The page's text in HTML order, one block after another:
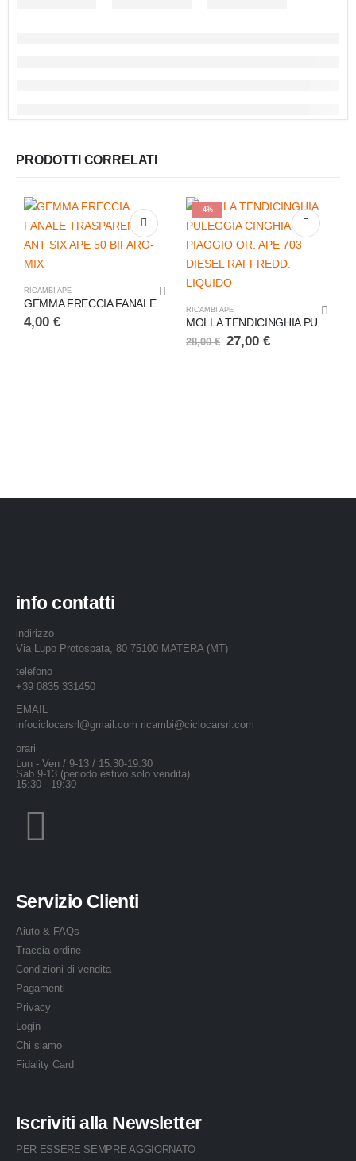
PRODOTTI CORRELATI
RICAMBI APE
4,00 €
-4%
RICAMBI APE
28,00€ 27,00 €
info contatti
indirizzo
Via Lupo Protospata, 80 75100 MATERA (MT)
telefono
+39 0835 331450
EMAIL
infociclocarsrl@gmail.com ricambi@ciclocarsrl.com
orari
Lun - Ven / 9-13 / 15:30-19:30
Sab 9-13 (periodo estivo solo vendita)
15:30 - 19:30
Servizio Clienti
Aiuto & FAQs
Traccia ordine
Condizioni di vendita
Pagamenti
Privacy
Login
Chi siamo
Fidality Card
Iscriviti alla Newsletter
PER ESSERE SEMPRE AGGIORNATO